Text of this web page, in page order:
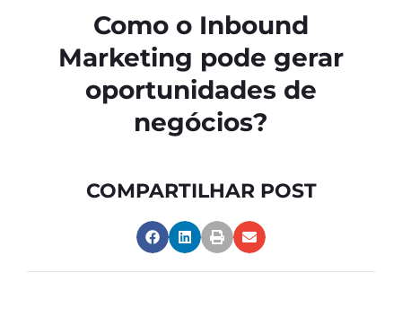
Como o Inbound
Marketing pode gerar
oportunidades de
negócios?
COMPARTILHAR POST